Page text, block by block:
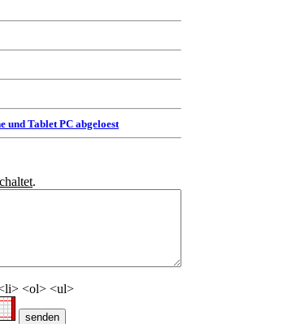
und Tablet PC abgeloest
.
<ol> <ul>